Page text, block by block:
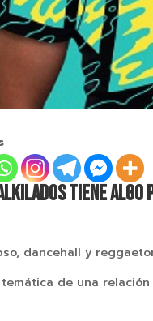
TIENE ALGO
dancehall y
de una